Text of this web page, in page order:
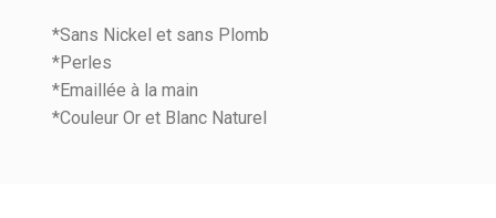
*Sans Nickel et sans Plomb
*Perles
*Emaillée à la main
*Couleur Or et Blanc Naturel